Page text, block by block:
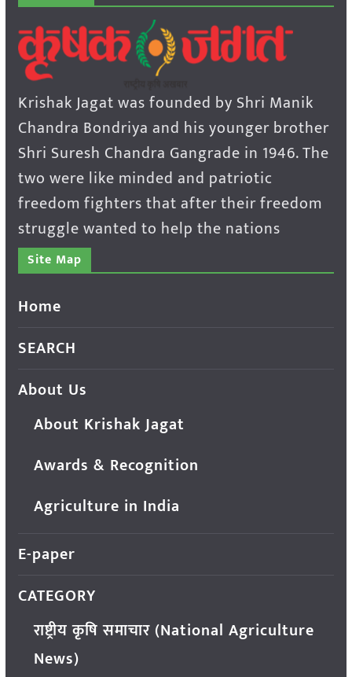
Krishak Jagat was founded by Shri Manik
Chandra Bondriya and his younger brother
Shri Suresh Chandra Gangrade in 1946. The
two were like minded and patriotic
freedom fighters that after their freedom
struggle wanted to help the nations
Site Map
Home
SEARCH
About Us
About Krishak Jagat
Awards & Recognition
Agriculture in India
E-paper
CATEGORY
राष्ट्रीय कृषि समाचार (National Agriculture
News)